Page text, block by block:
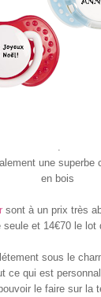
une superbe
en bois
sont à un prix très
seule et 14€70 le lot
sous le
ce qui est
le faire sur la